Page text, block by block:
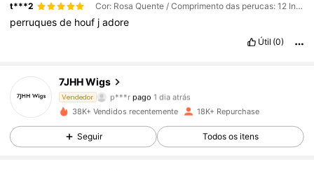
t***2 Cor: Rosa Quente / Comprimento das perucas: 12 Inch
perruquesde houf jadore
Útil (0)
7JHH Wigs
Vendedor
p***r
L***a seguiu 12 horas atrás
38K+ Vendidos recentemente 18K+ Repurchase
Seguir Todos os itens